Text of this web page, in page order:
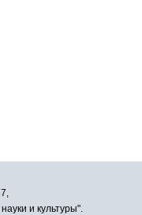
и культуры".